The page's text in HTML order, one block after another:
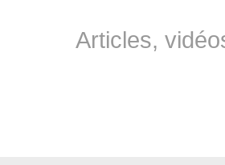
Articles,